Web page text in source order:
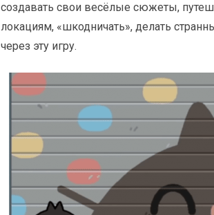
создавать свои весёлые сюжеты,
локациям, «шкодничать», делать
через эту игру.